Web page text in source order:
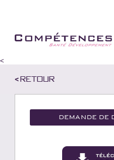
<
< Retour
Demande